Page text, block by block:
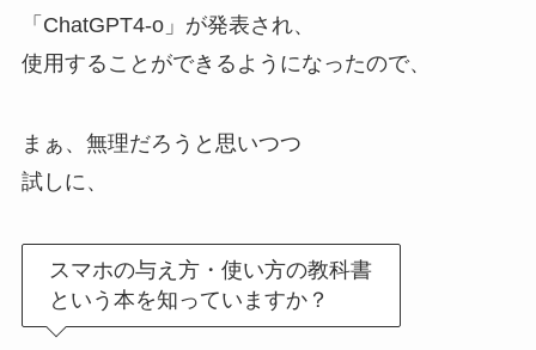
「ChatGPT4-o」が発表され、
使用することができるようになったので、
まぁ、無理だろうと思いつつ
試しに、
スマホの与え方・使い方の教科書
という本を知っていますか？